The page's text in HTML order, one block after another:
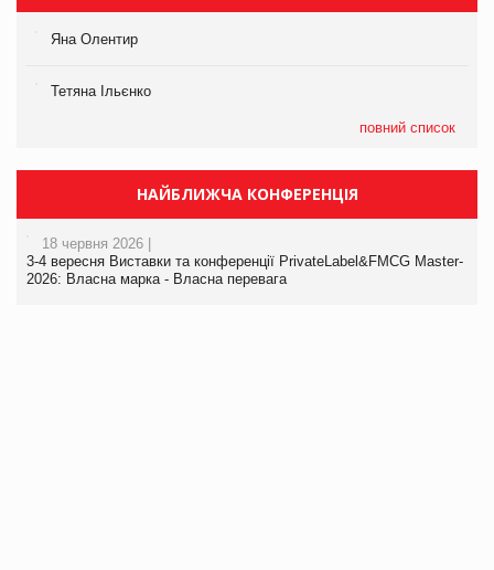
Яна Олентир
Тетяна Ільєнко
повний список
НАЙБЛИЖЧА КОНФЕРЕНЦІЯ
18 червня 2026 |
3-4 вересня Виставки та конференції PrivateLabel&FMCG Master-
2026: Власна марка - Власна перевага